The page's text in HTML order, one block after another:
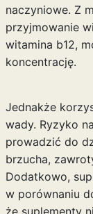
naczyniowe. Z
przyjmowanie
witamina b12,
koncentrację.
Jednakże
wady. Ryzyko
prowadzić do
brzucha,
Dodatkowo,
w porównaniu
że suplementy